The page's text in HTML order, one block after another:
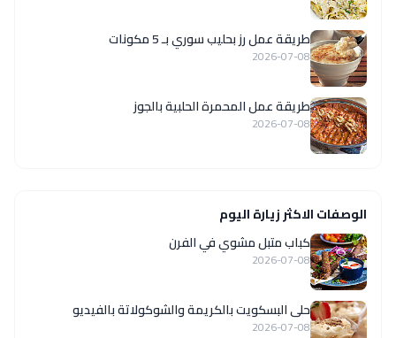
طريقة عمل رز بحليب سوري بـ 5 مكونات
2026-07-08
طريقة عمل المحمرة الحلبية بالجوز
2026-07-08
الوصفات الاكثر زيارة اليوم
كباب متبل مشوي في الفرن
2026-07-08
حلى البسكويت بالكريمة والشوكولاتة بالفيديو
2026-07-08